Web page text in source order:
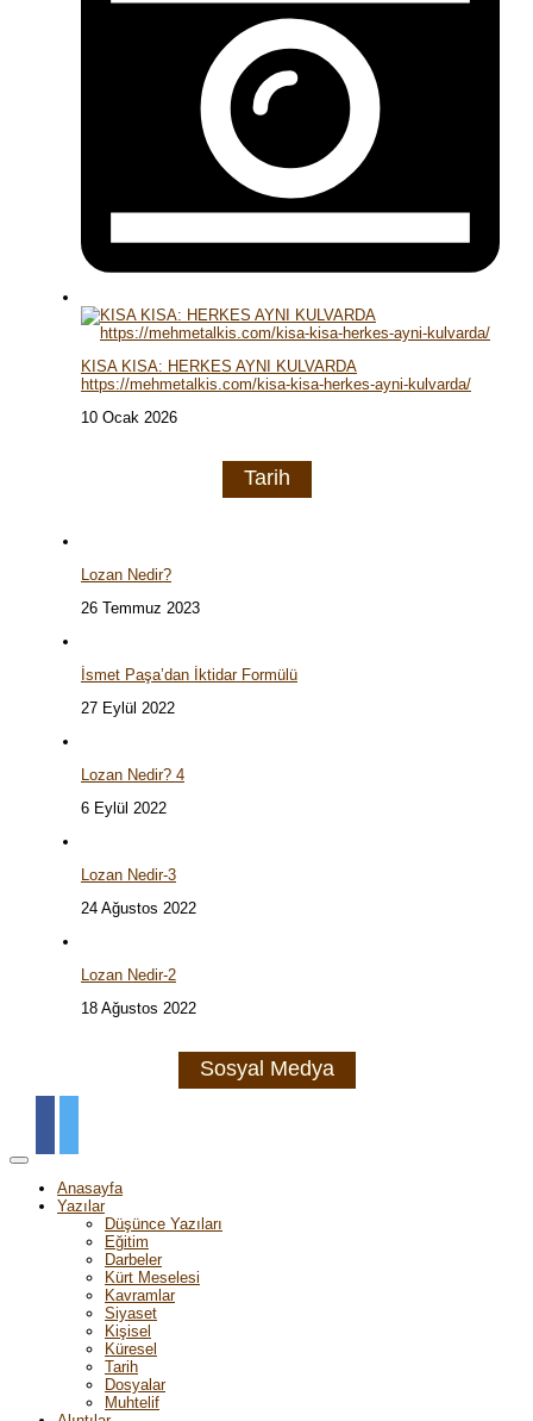
KISA KISA: HERKES AYNI KULVARDA
https://mehmetalkis.com/kisa-kisa-herkes-ayni-kulvarda/
10 Ocak 2026
Tarih
Lozan Nedir?
26 Temmuz 2023
İsmet Paşa’dan İktidar Formülü
27 Eylül 2022
Lozan Nedir? 4
6 Eylül 2022
Lozan Nedir-3
24 Ağustos 2022
Lozan Nedir-2
18 Ağustos 2022
Sosyal Medya
Anasayfa
Yazılar
Düşünce Yazıları
Eğitim
Darbeler
Kürt Meselesi
Kavramlar
Siyaset
Kişisel
Küresel
Tarih
Dosyalar
Muhtelif